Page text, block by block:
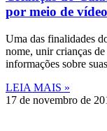
por meio de
Uma das finalidades
nome, unir crianças
informações sobre
LEIA MAIS »
17 de novembro de